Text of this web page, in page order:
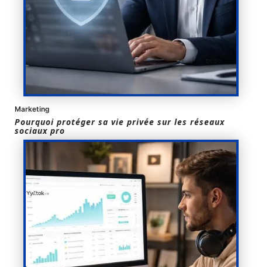
Marketing
Pourquoi protéger sa vie privée sur les réseaux
sociaux pro